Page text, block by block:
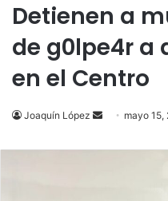
Detienen a
de g0lpe4r a
en el Centro
Joaquín López
Send
email
mayo 15,